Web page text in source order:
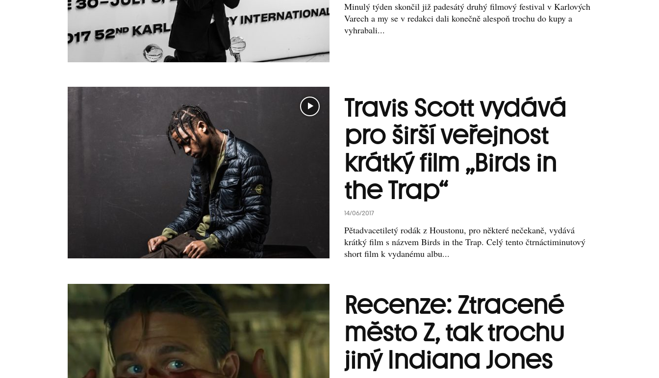
Minulý týden skončil již padesátý druhý filmový festival v Karlových
Varech a my se v redakci dali konečně alespoň trochu do kupy a
vyhrabali...
Travis Scott vydává
pro širší veřejnost
krátký film „Birds in
the Trap“
14/06/2017
Pětadvacetiletý rodák z Houstonu, pro některé nečekaně, vydává
krátký film s názvem Birds in the Trap. Celý tento čtrnáctiminutový
short film k vydanému albu...
Recenze: Ztracené
město Z, tak trochu
jiný Indiana Jones